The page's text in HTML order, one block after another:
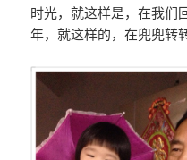
时光，就这样是，在我们
年，就这样的，在兜兜转